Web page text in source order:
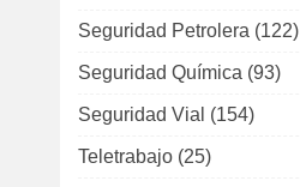
Seguridad Petrolera (122)
Seguridad Química (93)
Seguridad Vial (154)
Teletrabajo (25)